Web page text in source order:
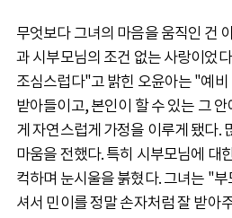
무엇보다 그녀의 마음을 움직인 건
과 시부모님의 조건 없는 사랑이었
조심스럽다"고 밝힌 오윤아는 "예
받아들이고, 본인이 할 수 있는 그
게 자연스럽게 가정을 이루게 됐다.
마움을 전했다. 특히 시부모님에 대
컥하며 눈시울을 붉혔다. 그녀는 "부
셔서 민이를 정말 손자처럼 잘 받아